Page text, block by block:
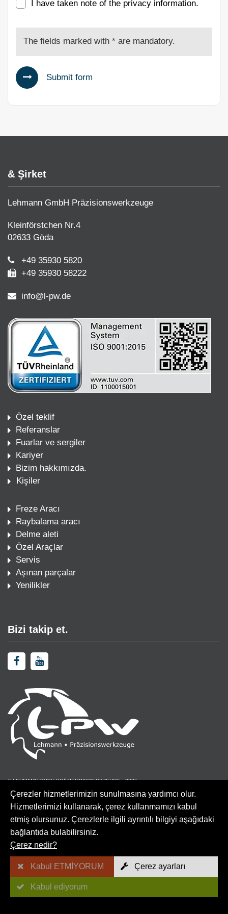
I have taken note of the privacy information.
The fields marked with * are mandatory.
Submit form
& Şirket
Lehmann GmbH Präzisionswerkzeuge
Kleinförstchen Nr.4
02633 Göda
+49 35930 5820
+49 35930 58222
info@l-pw.de
Özel teklif
Referanslar
Fuarlar ve sergiler
Kariyer
Bizim hakkımızda.
Kişiler
Freze Aracı
Raybalama aracı
Delme aleti
Özel Araçlar
Servis
Aşınan parçalar
Yenilikler
Bizi takip et.
© LEHMANN GMBH PRÄZISIONSWERKZEUGE - 2026
Site Haritası
Kabartma
Gizlilik hakkı
Çerezler hizmetlerimizin sunulmasına yardımcı olur.
Hizmetlerimizi kullanarak, çerez kullanmamızı kabul
etmiş olursunuz. Çerezlerle ilgili ayrıntılı bilgiyi aşağıdaki
bağlantıda bulabilirsiniz.
Çerez nedir?
Kabul ETMİYORUM Çerez ayarları
Kabul ediyorum